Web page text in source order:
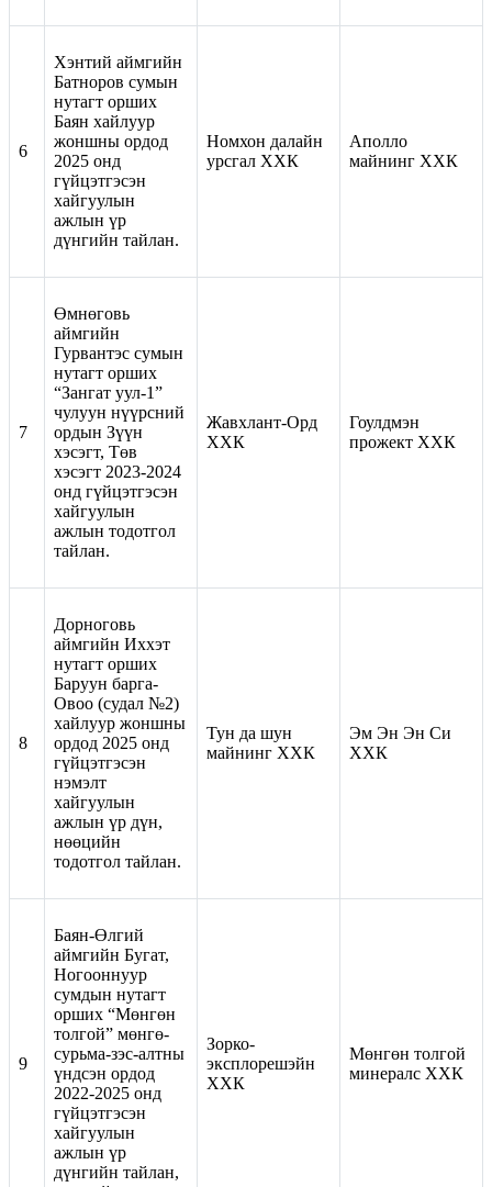
6
Хэнтий аймгийн
Батноров сумын
нутагт орших
Баян хайлуур
жоншны ордод
2025 онд
гүйцэтгэсэн
хайгуулын
ажлын үр
дүнгийн тайлан.
Номхон далайн
урсгал ХХК
Аполло
майнинг ХХК
7
Өмнөговь
аймгийн
Гурвантэс сумын
нутагт орших
“Зангат уул-1”
чулуун нүүрсний
ордын Зүүн
хэсэгт, Төв
хэсэгт 2023-2024
онд гүйцэтгэсэн
хайгуулын
ажлын тодотгол
тайлан.
Жавхлант-Орд
ХХК
Гоулдмэн
прожект ХХК
8
Дорноговь
аймгийн Иххэт
нутагт орших
Баруун барга-
Овоо (судал №2)
хайлуур жоншны
ордод 2025 онд
гүйцэтгэсэн
нэмэлт
хайгуулын
ажлын үр дүн,
нөөцийн
тодотгол тайлан.
Тун да шун
майнинг ХХК
Эм Эн Эн Си
ХХК
9
Баян-Өлгий
аймгийн Бугат,
Ногооннуур
сумдын нутагт
орших “Мөнгөн
толгой” мөнгө-
сурьма-зэс-алтны
үндсэн ордод
2022-2025 онд
гүйцэтгэсэн
хайгуулын
ажлын үр
дүнгийн тайлан,
Зорко-
эксплорешэйн
ХХК
Мөнгөн толгой
минералс ХХК